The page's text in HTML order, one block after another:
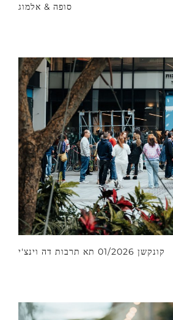
סופה & אלמוג
קונקשן 01/2026 תא תרבות דה וינצ'י